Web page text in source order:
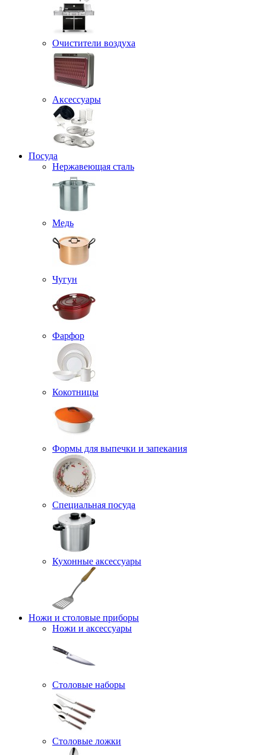
Очистители воздуха
Аксессуары
Посуда
Нержавеющая сталь
Медь
Чугун
Фарфор
Кокотницы
Формы для выпечки и запекания
Специальная посуда
Кухонные аксессуары
Ножи и столовые приборы
Ножи и аксессуары
Столовые наборы
Столовые ложки